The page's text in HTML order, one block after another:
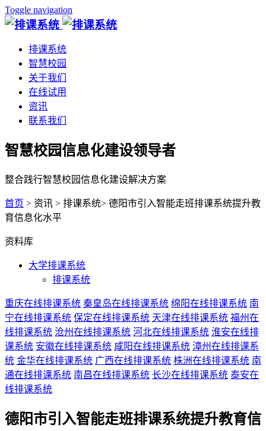
Toggle navigation
排课系统
智慧校园
关于我们
在线试用
资讯
联系我们
智慧校园信息化建设领导者
整合践行智慧校园信息化建设解决方案
首页 > 资讯 > 排课系统> 德阳市引入智能走班排课系统提升教
育信息化水平
资料库
大学排课系统
排课系统
重庆在线排课系统 秦皇岛在线排课系统 绵阳在线排课系统 南
宁在线排课系统 保定在线排课系统 天津在线排课系统 福州在
线排课系统 沧州在线排课系统 河北在线排课系统 淮安在线排
课系统 安徽在线排课系统 咸阳在线排课系统 漳州在线排课系
统 金华在线排课系统 广西在线排课系统 株洲在线排课系统 南
通在线排课系统 南昌在线排课系统 长沙在线排课系统 泰安在
线排课系统
德阳市引入智能走班排课系统提升教育信